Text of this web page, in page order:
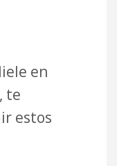
en
te
estos